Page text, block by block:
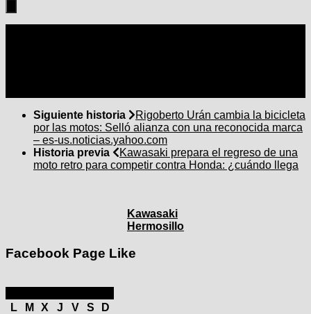
Siguiente historia
Rigoberto Urán cambia la bicicleta
por las motos: Selló alianza con una reconocida marca
– es-us.noticias.yahoo.com
Historia previa
Kawasaki prepara el regreso de una
moto retro para competir contra Honda: ¿cuándo llega
Kawasaki
Hermosillo
Facebook Page Like
L
M X J V S
D